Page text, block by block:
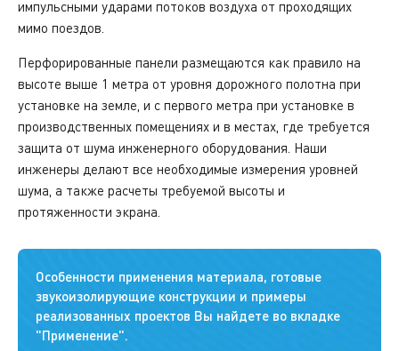
импульсными ударами потоков воздуха от проходящих
мимо поездов.
Перфорированные панели размещаются как правило на
высоте выше 1 метра от уровня дорожного полотна при
установке на земле, и с первого метра при установке в
производственных помещениях и в местах, где требуется
защита от шума инженерного оборудования. Наши
инженеры делают все необходимые измерения уровней
шума, а также расчеты требуемой высоты и
протяженности экрана.
Особенности применения материала, готовые
звукоизолирующие конструкции и примеры
реализованных проектов Вы найдете во вкладке
"Применение".